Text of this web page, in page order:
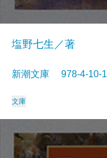
塩野七生／著
新潮文庫 978-4-
文庫